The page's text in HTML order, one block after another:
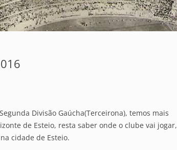
Divisão Gaúcha(Terceirona), temos mais
de Esteio, resta saber onde o clube vai jogar,
cidade de Esteio.